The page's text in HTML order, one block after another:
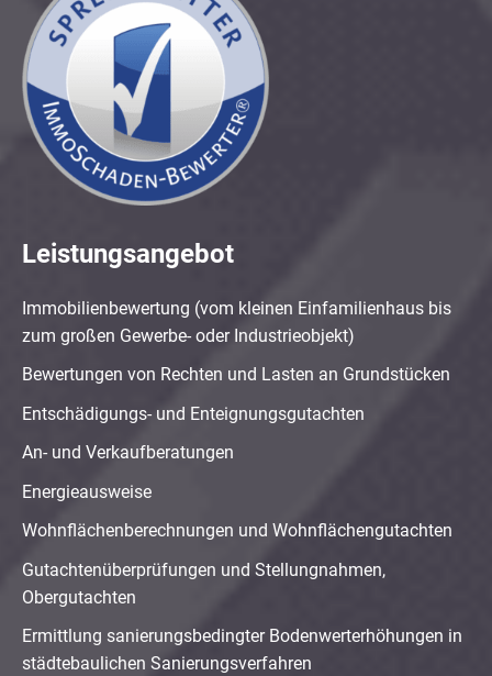
Leistungsangebot
Immobilienbewertung (vom kleinen Einfamilienhaus bis
zum großen Gewerbe- oder Industrieobjekt)
Bewertungen von Rechten und Lasten an Grundstücken
Entschädigungs- und Enteignungsgutachten
An- und Verkaufberatungen
Energieausweise
Wohnflächenberechnungen und Wohnflächengutachten
Gutachtenüberprüfungen und Stellungnahmen,
Obergutachten
Ermittlung sanierungsbedingter Bodenwerterhöhungen in
städtebaulichen Sanierungsverfahren